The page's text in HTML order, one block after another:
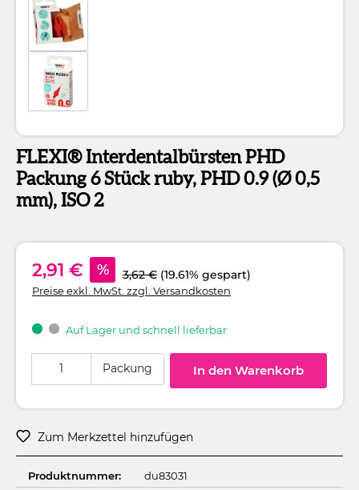
FLEXI® Interdentalbürsten PHD
Packung 6 Stück ruby, PHD 0.9 (Ø 0,5
mm), ISO 2
2,91 € % 3,62 € (19.61% gespart)
Preise exkl. MwSt. zzgl. Versandkosten
Auf Lager und schnell lieferbar
Packung In den Warenkorb
Zum Merkzettel hinzufügen
Produktnummer:
du83031